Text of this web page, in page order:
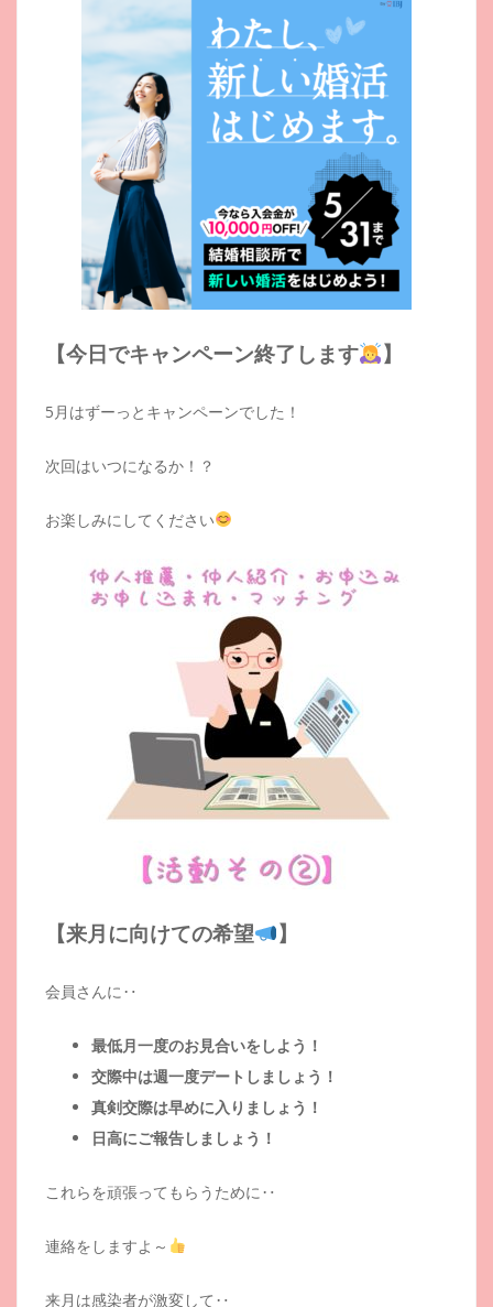
【今日でキャンペーン終了します 】
5月はずーっとキャンペーンでした！
次回はいつになるか！？
お楽しみにしてください
【来月に向けての希望 】
会員さんに‥
最低月一度のお見合いをしよう！
交際中は週一度デートしましょう！
真剣交際は早めに入りましょう！
日高にご報告しましょう！
これらを頑張ってもらうために‥
連絡をしますよ～
来月は感染者が激変して‥